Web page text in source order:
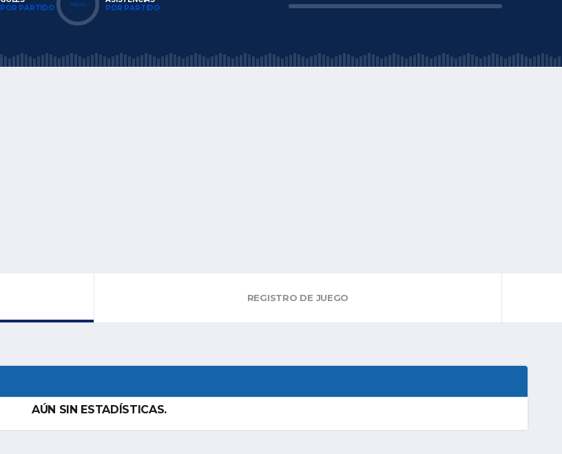
POR PARTIDO
PROM
POR PARTIDO
REGISTRO DE JUEGO
AÚN SIN ESTADÍSTICAS.